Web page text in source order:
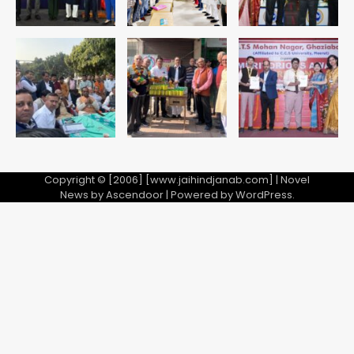
Copyright © [2006] [www.jaihindjanab.com] | Novel
News byAscendoor| Powered byWordPress.